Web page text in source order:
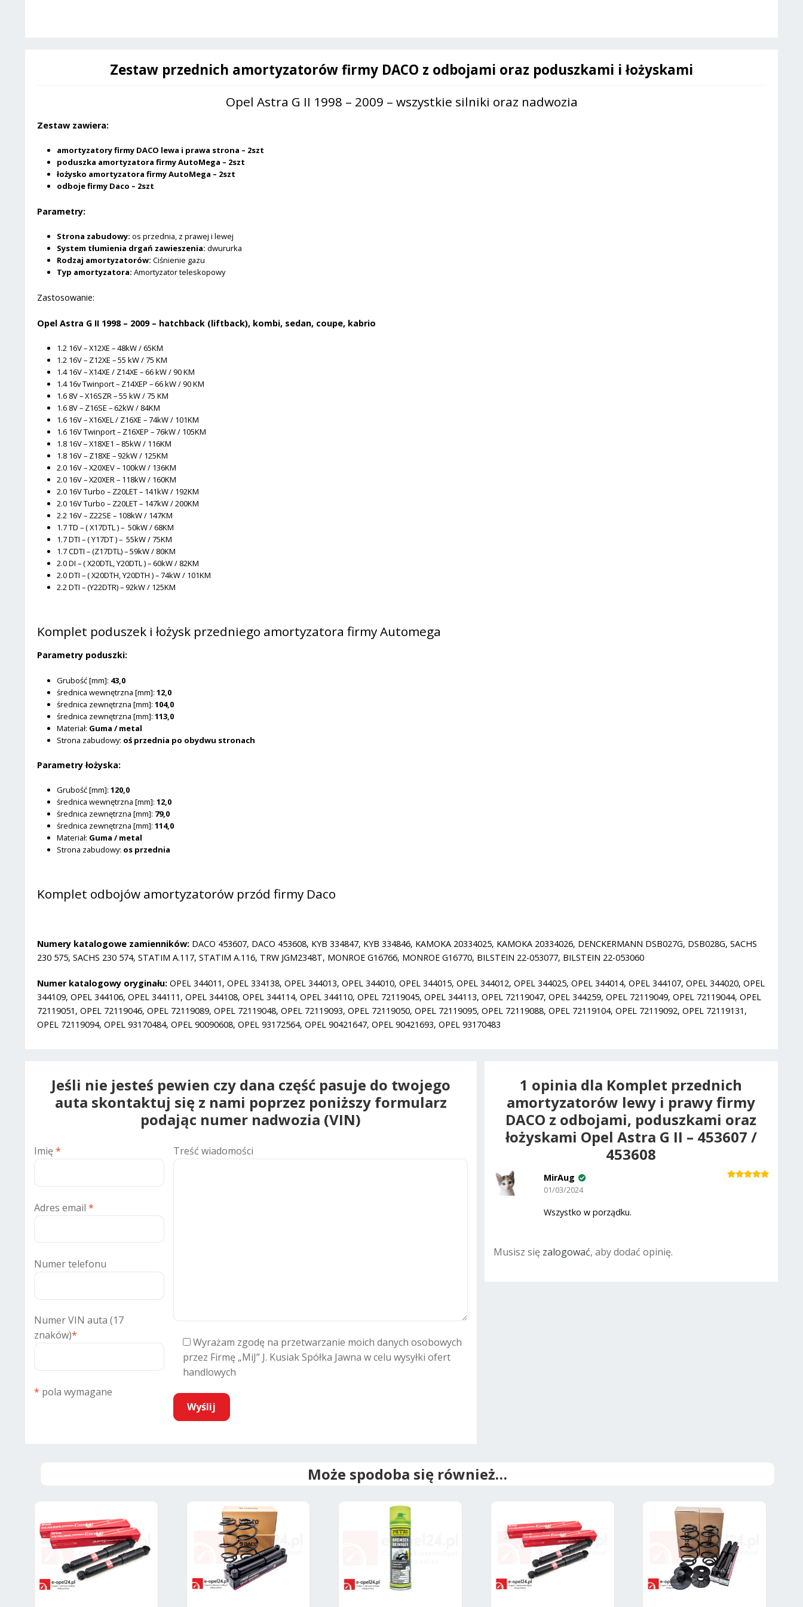
Zestaw przednich amortyzatorów firmy DACO z odbojami oraz poduszkami i łożyskami
Opel Astra G II 1998 – 2009 – wszystkie silniki oraz nadwozia
Zestaw zawiera:
amortyzatory firmy DACO lewa i prawa strona – 2szt
poduszka amortyzatora firmy AutoMega – 2szt
łożysko amortyzatora firmy AutoMega – 2szt
odboje firmy Daco – 2szt
Parametry:
Strona zabudowy: os przednia, z prawej i lewej
System tłumienia drgań zawieszenia: dwururka
Rodzaj amortyzatorów: Ciśnienie gazu
Typ amortyzatora: Amortyzator teleskopowy
Zastosowanie:
Opel Astra G II 1998 – 2009 – hatchback (liftback), kombi, sedan, coupe, kabrio
1.2 16V – X12XE – 48kW / 65KM
1.2 16V – Z12XE – 55 kW / 75 KM
1.4 16V – X14XE / Z14XE – 66 kW / 90 KM
1.4 16v Twinport – Z14XEP – 66 kW / 90 KM
1.6 8V – X16SZR – 55 kW / 75 KM
1.6 8V – Z16SE – 62kW / 84KM
1.6 16V – X16XEL / Z16XE – 74kW / 101KM
1.6 16V Twinport – Z16XEP – 76kW / 105KM
1.8 16V – X18XE1 – 85kW / 116KM
1.8 16V – Z18XE – 92kW / 125KM
2.0 16V – X20XEV – 100kW / 136KM
2.0 16V – X20XER – 118kW / 160KM
2.0 16V Turbo – Z20LET – 141kW / 192KM
2.0 16V Turbo – Z20LET – 147kW / 200KM
2.2 16V – Z22SE – 108kW / 147KM
1.7 TD – ( X17DTL ) – 50kW / 68KM
1.7 DTI – ( Y17DT ) – 55kW / 75KM
1.7 CDTI – (Z17DTL) – 59kW / 80KM
2.0 DI – ( X20DTL, Y20DTL ) – 60kW / 82KM
2.0 DTI – ( X20DTH, Y20DTH ) – 74kW / 101KM
2.2 DTI – (Y22DTR) – 92kW / 125KM
Komplet poduszek i łożysk przedniego amortyzatora firmy Automega
Parametry poduszki:
Grubość [mm]: 43,0
średnica wewnętrzna [mm]:12,0
średnica zewnętrzna [mm]:104,0
średnica zewnętrzna [mm]:113,0
Materiał: Guma / metal
Strona zabudowy: oś przednia po obydwu stronach
Parametry łożyska:
Grubość [mm]:120,0
średnica wewnętrzna [mm]:12,0
średnica zewnętrzna [mm]: 79,0
średnica zewnętrzna [mm]:114,0
Materiał: Guma / metal
Strona zabudowy: os przednia
Komplet odbojów amortyzatorów przód firmy Daco
Numery katalogowe zamienników:DACO 453607, DACO 453608, KYB 334847, KYB 334846, KAMOKA 20334025, KAMOKA 20334026, DENCKERMANN DSB027G, DSB028G, SACHS
230 575, SACHS 230 574, STATIM A.117, STATIM A.116, TRW JGM2348T, MONROE G16766, MONROE G16770, BILSTEIN 22-053077, BILSTEIN 22-053060
Numer katalogowy oryginału:OPEL 344011, OPEL 334138, OPEL 344013, OPEL 344010, OPEL 344015, OPEL 344012, OPEL 344025, OPEL 344014, OPEL 344107, OPEL 344020, OPEL
344109, OPEL 344106, OPEL 344111, OPEL 344108, OPEL 344114, OPEL 344110, OPEL 72119045, OPEL 344113, OPEL 72119047, OPEL 344259, OPEL 72119049, OPEL 72119044, OPEL
72119051, OPEL 72119046, OPEL 72119089, OPEL 72119048, OPEL 72119093, OPEL 72119050, OPEL 72119095, OPEL 72119088, OPEL 72119104, OPEL 72119092, OPEL 72119131,
OPEL 72119094, OPEL 93170484, OPEL 90090608, OPEL 93172564, OPEL 90421647, OPEL 90421693, OPEL 93170483
Jeśli nie jesteś pewien czy dana część pasuje do twojego
auta skontaktuj się z nami poprzez poniższy formularz
podając numer nadwozia (VIN)
Imię *
Adres email *
Numer telefonu
Numer VIN auta (17
znaków)*
* pola wymagane
Treść wiadomości
Wyrażam zgodę na przetwarzanie moich danych osobowych
przez Firmę „MiJ” J. Kusiak Spółka Jawna w celu wysyłki ofert
handlowych
1 opinia dla Komplet przednich
amortyzatorów lewy i prawy firmy
DACO z odbojami, poduszkami oraz
łożyskami Opel Astra G II – 453607 /
453608
MirAug
01/03/2024
Wszystko w porządku.
Musisz się zalogować, aby dodać opinię.
Może spodoba się również…